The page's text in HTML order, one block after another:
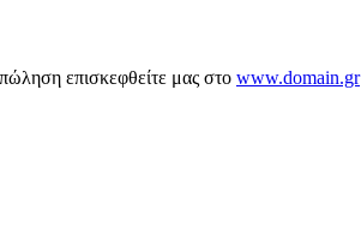
επισκεφθείτε μας στο www.domain.gr